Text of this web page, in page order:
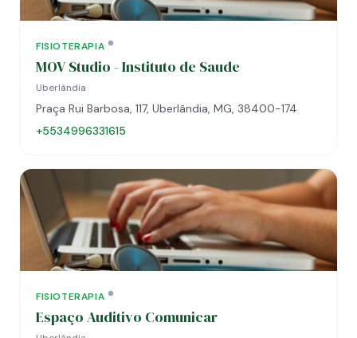
FISIOTERAPIA
MOV Studio - Instituto de Saude
Uberlândia
Praça Rui Barbosa, 117, Uberlândia, MG, 38400-174
+5534996331615
FISIOTERAPIA
Espaço Auditivo Comunicar